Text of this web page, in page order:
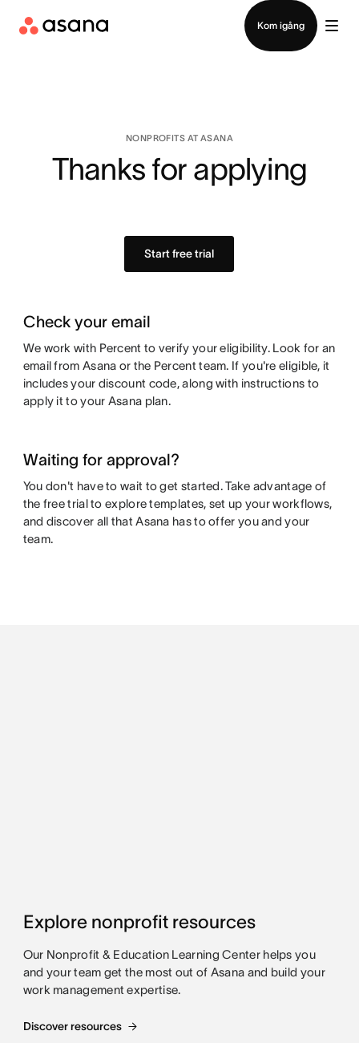
Kom igång
NONPROFITS AT ASANA
Thanks for applying
Start free trial
Check your email
We work with Percent to verify your eligibility. Look for an
email from Asana or the Percent team. If you're eligible, it
includes your discount code, along with instructions to
apply it to your Asana plan.
Waiting for approval?
You don't have to wait to get started. Take advantage of
the free trial to explore templates, set up your workflows,
and discover all that Asana has to offer you and your
team.
Explore nonprofit resources
Our Nonprofit & Education Learning Center helps you
and your team get the most out of Asana and build your
work management expertise.
Discover resources